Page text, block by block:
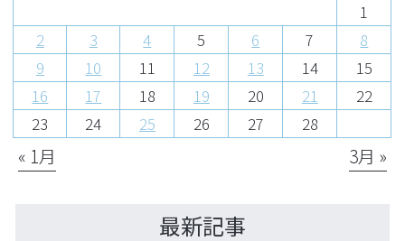
1
2
3 4 5 6 7
8
9
10 11 12 13 14
15
16
17 18 19 20 21
22
23
24 25 26 27 28
« 1月 3月 »
最新記事